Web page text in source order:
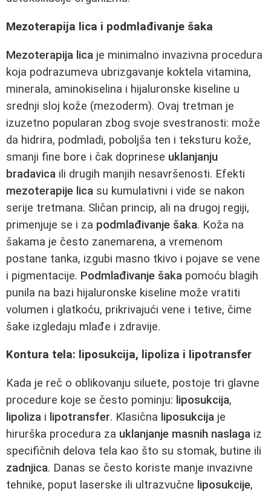
Mezoterapija lica i podmlađivanje šaka
Mezoterapija lica je minimalno invazivna procedura
koja podrazumeva ubrizgavanje koktela vitamina,
minerala, aminokiselina i hijaluronske kiseline u
srednji sloj kože (mezoderm). Ovaj tretman je
izuzetno popularan zbog svoje svestranosti: može
da hidrira, podmladi, poboljša ten i teksturu kože,
smanji fine bore i čak doprinese uklanjanju
bradavica ili drugih manjih nesavršenosti. Efekti
mezoterapije lica su kumulativni i vide se nakon
serije tretmana. Sličan princip, ali na drugoj regiji,
primenjuje se i za podmlađivanje šaka. Koža na
šakama je često zanemarena, a vremenom
postane tanka, izgubi masno tkivo i pojave se vene
i pigmentacije. Podmlađivanje šaka pomoću blagih
punila na bazi hijaluronske kiseline može vratiti
volumen i glatkoću, prikrivajući vene i tetive, čime
šake izgledaju mlađe i zdravije.
Kontura tela: liposukcija, lipoliza i lipotransfer
Kada je reč o oblikovanju siluete, postoje tri glavne
procedure koje se često pominju: liposukcija,
lipoliza i lipotransfer. Klasična liposukcija je
hirurška procedura za uklanjanje masnih naslaga iz
specifičnih delova tela kao što su stomak, butine ili
zadnjica. Danas se često koriste manje invazivne
tehnike, poput laserske ili ultrazvučne liposukcije,